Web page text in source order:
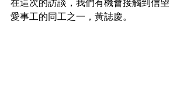
在這次的訪談，我們有機會接觸到信望
愛事工的同工之一，黃誌慶。